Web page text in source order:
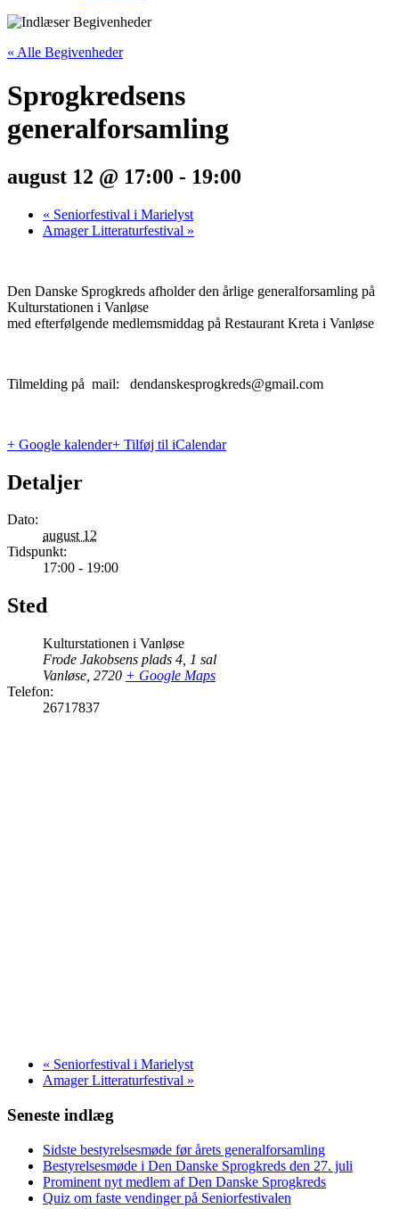
« Alle Begivenheder
Sprogkredsens
generalforsamling
august 12 @ 17:00 - 19:00
« Seniorfestival i Marielyst
Amager Litteraturfestival »
Den Danske Sprogkreds afholder den årlige generalforsamling på
Kulturstationen i Vanløse
med efterfølgende medlemsmiddag på Restaurant Kreta i Vanløse
Tilmelding på mail: dendanskesprogkreds@gmail.com
+ Google kalender+ Tilføj til iCalendar
Detaljer
Dato:
august 12
Tidspunkt:
17:00 - 19:00
Sted
Kulturstationen i Vanløse
Frode Jakobsens plads 4, 1 sal
Vanløse 2720 + Google Maps
Telefon:
26717837
« Seniorfestival i Marielyst
Amager Litteraturfestival »
Seneste indlæg
Sidste bestyrelsesmøde før årets generalforsamling
Bestyrelsesmøde i Den Danske Sprogkreds den 27. juli
Prominent nyt medlem af Den Danske Sprogkreds
Quiz om faste vendinger på Seniorfestivalen